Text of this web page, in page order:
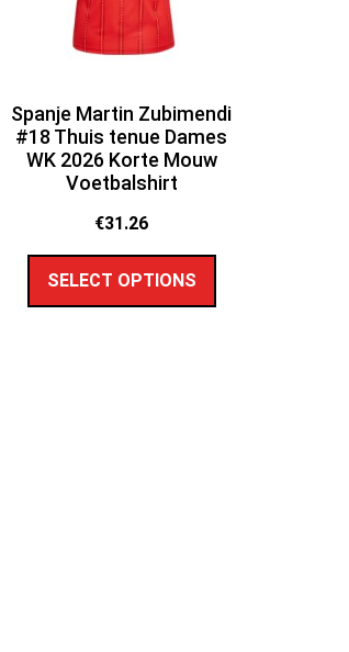
Spanje Martin Zubimendi
#18 Thuis tenue Dames
WK 2026 Korte Mouw
Voetbalshirt
€31.26
SELECT OPTIONS